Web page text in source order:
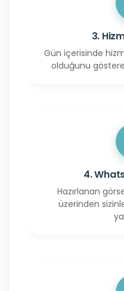
3.
Gün içerisinde
olduğunu
4.
Hazırlanan
üzerinden sizinle